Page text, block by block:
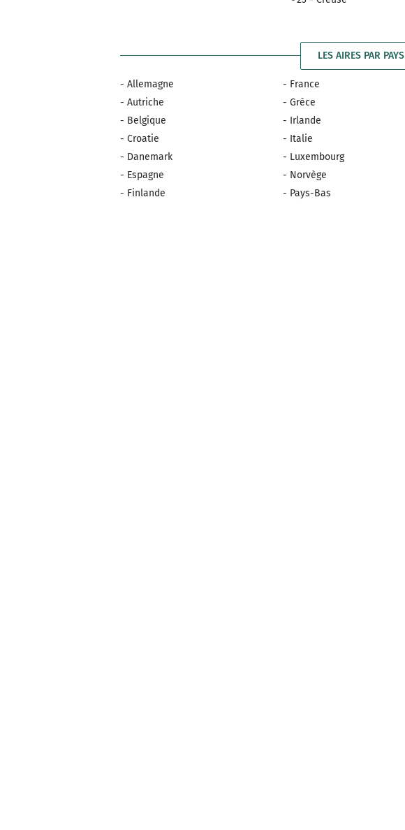
LES AIRES PAR PAYS
- Allemagne
- Autriche
- Belgique
- Croatie
- Danemark
- Espagne
- Finlande
- France
- Grèce
- Irlande
- Italie
- Luxembourg
- Norvège
- Pays-Bas